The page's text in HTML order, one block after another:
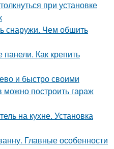
при установке
снаружи. Чем обшить
Как крепить
и быстро своими
можно построить гараж
на кухне. Установка
Главные особенности